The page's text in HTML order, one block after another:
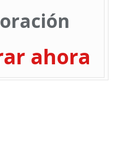
ahora